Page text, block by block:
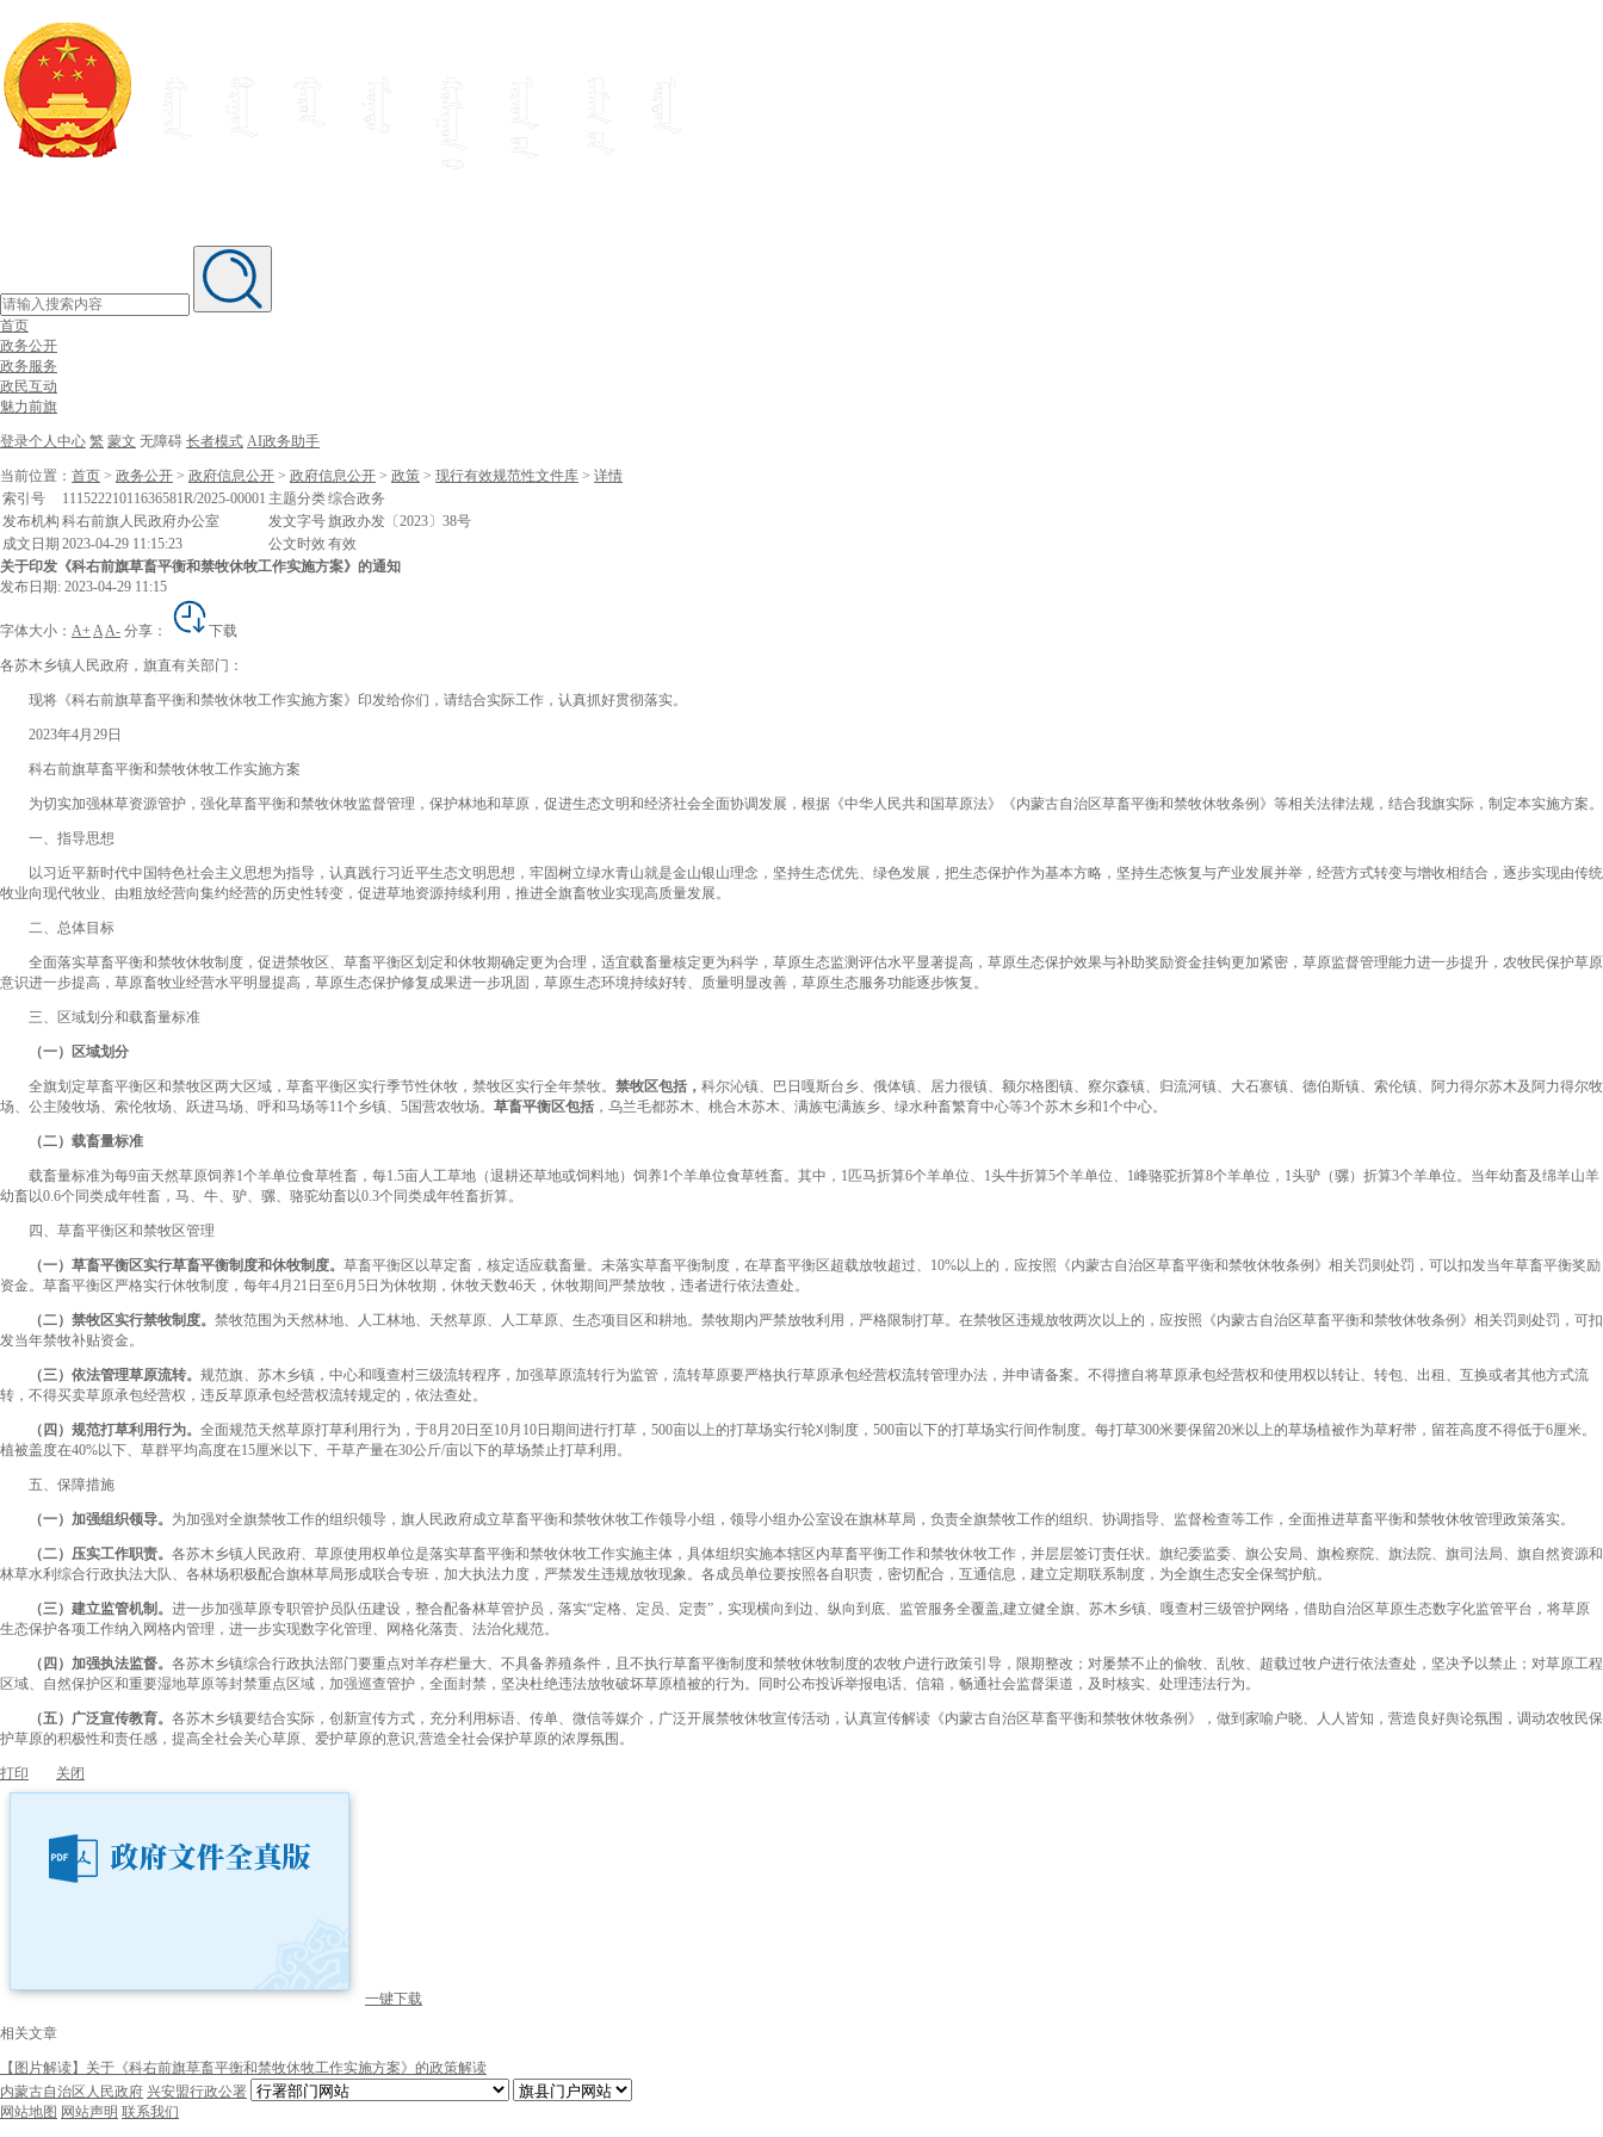
首页
政务公开
政务服务
政民互动
魅力前旗
登录个人中心 繁 蒙文 无障碍 长者模式 AI政务助手
当前位置： 首页 > 政务公开 > 政府信息公开 > 政府信息公开 > 政策 > 现行有效规范性文件库 > 详情
索引号
11152221011636581R/2025-00001 主题分类综合政务
发布机构 科右前旗人民政府办公室 发文字号旗政办发〔2023〕38号
成文日期 2023-04-29 11:15:23 公文时效 有效
关于印发《科右前旗草畜平衡和禁牧休牧工作实施方案》的通知
发布日期: 2023-04-29 11:15
字体大小： A+ AA- 分享： 下载
各苏木乡镇人民政府，旗直有关部门：
现将《科右前旗草畜平衡和禁牧休牧工作实施方案》印发给你们，请结合实际工作，认真抓好贯彻落实。
2023年4月29日
科右前旗草畜平衡和禁牧休牧工作实施方案
为切实加强林草资源管护，强化草畜平衡和禁牧休牧监督管理，保护林地和草原，促进生态文明和经济社会全面协调发展，根据《中华人民共和国草原法》《内蒙古自治区草畜平衡和禁牧休牧条例》等相关法律法规，结合我旗实际，制定本实施方案。
一、指导思想
以习近平新时代中国特色社会主义思想为指导，认真践行习近平生态文明思想，牢固树立绿水青山就是金山银山理念，坚持生态优先、绿色发展，把生态保护作为基本方略，坚持生态恢复与产业发展并举，经营方式转变与增收相结合，逐步实现由传统
牧业向现代牧业、由粗放经营向集约经营的历史性转变，促进草地资源持续利用，推进全旗畜牧业实现高质量发展。
二、总体目标
全面落实草畜平衡和禁牧休牧制度，促进禁牧区、草畜平衡区划定和休牧期确定更为合理，适宜载畜量核定更为科学，草原生态监测评估水平显著提高，草原生态保护效果与补助奖励资金挂钩更加紧密，草原监督管理能力进一步提升，农牧民保护草原
意识进一步提高，草原畜牧业经营水平明显提高，草原生态保护修复成果进一步巩固，草原生态环境持续好转、质量明显改善，草原生态服务功能逐步恢复。
三、区域划分和载畜量标准
（一）区域划分
全旗划定草畜平衡区和禁牧区两大区域，草畜平衡区实行季节性休牧，禁牧区实行全年禁牧。 禁牧区包括 ， 科尔沁镇、巴日嘎斯台乡、俄体镇、居力很镇、额尔格图镇、察尔森镇、归流河镇、大石寨镇、德伯斯镇、索伦镇、阿力得尔苏木及阿力得尔牧
场、公主陵牧场、索伦牧场、跃进马场、呼和马场等11个乡镇、5国营农牧场。 草畜平衡区包括 ，乌兰毛都苏木、桃合木苏木、满族屯满族乡、绿水种畜繁育中心等3个苏木乡和1个中心。
（二）载畜量标准
载畜量标准为每9亩天然草原饲养1个羊单位食草牲畜，每1.5亩人工草地（退耕还草地或饲料地）饲养1个羊单位食草牲畜。其中，1匹马折算6个羊单位、1头牛折算5个羊单位、1峰骆驼折算8个羊单位，1头驴（骡）折算3个羊单位。当年幼畜及绵羊山羊
幼畜以0.6个同类成年牲畜，马、牛、驴、骡、骆驼幼畜以0.3个同类成年牲畜折算。
四、草畜平衡区和禁牧区管理
（一）草畜平衡区实行草畜平衡制度和休牧制度。 草畜平衡区以草定畜，核定适应载畜量。未落实草畜平衡制度，在草畜平衡区超载放牧超过、10%以上的，应按照《内蒙古自治区草畜平衡和禁牧休牧条例》相关罚则处罚，可以扣发当年草畜平衡奖励
资金。草畜平衡区严格实行休牧制度，每年4月21日至6月5日为休牧期，休牧天数46天，休牧期间严禁放牧，违者进行依法查处。
（二）禁牧区实行禁牧制度。 禁牧范围为天然林地、人工林地、天然草原、人工草原、生态项目区和耕地。禁牧期内严禁放牧利用，严格限制打草。在禁牧区违规放牧两次以上的，应按照《内蒙古自治区草畜平衡和禁牧休牧条例》相关罚则处罚，可扣
发当年禁牧补贴资金。
（三）依法管理草原流转。 规范旗、苏木乡镇，中心和嘎查村三级流转程序，加强草原流转行为监管，流转草原要严格执行草原承包经营权流转管理办法，并申请备案。不得擅自将草原承包经营权和使用权以转让、转包、出租、互换或者其他方式流
转，不得买卖草原承包经营权，违反草原承包经营权流转规定的，依法查处。
（ 四）规范打草利用行为。 全面规范天然草原打草利用行为，于8月20日至10月10日期间进行打草，500亩以上的打草场实行轮刈制度，500亩以下的打草场实行间作制度。每打草300米要保留20米以上的草场植被作为草籽带，留茬高度不得低于6厘米。
植被盖度在40%以下、草群平均高度在15厘米以下、干草产量在30公斤/亩以下的草场禁止打草利用。
五、保障措施
（一）加强组织领导。 为加强对全旗禁牧工作的组织领导，旗人民政府成立草畜平衡和禁牧休牧工作领导小组，领导小组办公室设在旗林草局，负责全旗禁牧工作的组织、协调指导、监督检查等工作，全面推进草畜平衡和禁牧休牧管理政策落实。
（二）压实工作职责。 各苏木乡镇人民政府、草原使用权单位是落实草畜平衡和禁牧休牧工作实施主体，具体组织实施本辖区内草畜平衡工作和禁牧休牧工作，并层层签订责任状。旗纪委监委、旗公安局、旗检察院、旗法院、旗司法局、旗自然资源和
林草水利综合行政执法大队、各林场积极配合旗林草局形成联合专班，加大执法力度，严禁发生违规放牧现象。各成员单位要按照各自职责，密切配合，互通信息，建立定期联系制度，为全旗生态安全保驾护航。
（三） 建立监管机制。 进一步加强草原专职管护员队伍建设，整合配备林草管护员，落实“定格、定员、定责”，实现横向到边、纵向到底、监管服务全覆盖,建立健全旗、苏木乡镇、嘎查村三级管护网络，借助自治区草原生态数字化监管平台，将草原
生态保护各项工作纳入网格内管理，进一步实现数字化管理、网格化落责、法治化规范。
（ 四 ） 加强执法监督。 各苏木乡镇综合行政执法部门要重点对羊存栏量大、不具备养殖条件，且不执行草畜平衡制度和禁牧休牧制度的农牧户进行政策引导，限期整改；对屡禁不止的偷牧、乱牧、超载过牧户进行依法查处，坚决予以禁止；对草原工程
区域、自然保护区和重要湿地草原等封禁重点区域，加强巡查管护，全面封禁，坚决杜绝违法放牧破坏草原植被的行为。同时公布投诉举报电话、信箱，畅通社会监督渠道，及时核实、处理违法行为。
（五）广泛宣传教育。 各苏木乡镇要结合实际，创新宣传方式，充分利用标语、传单、微信等媒介，广泛开展禁牧休牧宣传活动，认真宣传解读《内蒙古自治区草畜平衡和禁牧休牧条例》，做到家喻户晓、人人皆知，营造良好舆论氛围，调动农牧民保
护草原的积极性和责任感，提高全社会关心草原、爱护草原的意识,营造全社会保护草原的浓厚氛围。
打印 关闭
一键下载
相关文章
【图片解读】关于《科右前旗草畜平衡和禁牧休牧工作实施方案》的政策解读
内蒙古自治区人民政府 兴安盟行政公署
网站地图 网站声明 联系我们